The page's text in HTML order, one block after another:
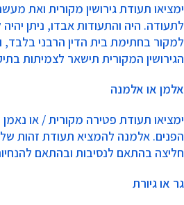
ימציאו תעודת גירושין מקורית ואת
לתעודה. היה והתעודות אבדו, ניתן
למקור בחתימת בית הדין הרבני בלבד,
הגירושין המקורית תישאר לצמיתות
אלמן או אלמנה
ימציאו תעודת פטירה מקורית / או
הפנים. אלמנה להמציא תעודת זהות
חליצה בהתאם לנסיבות ובהתאם
גר או גיורת